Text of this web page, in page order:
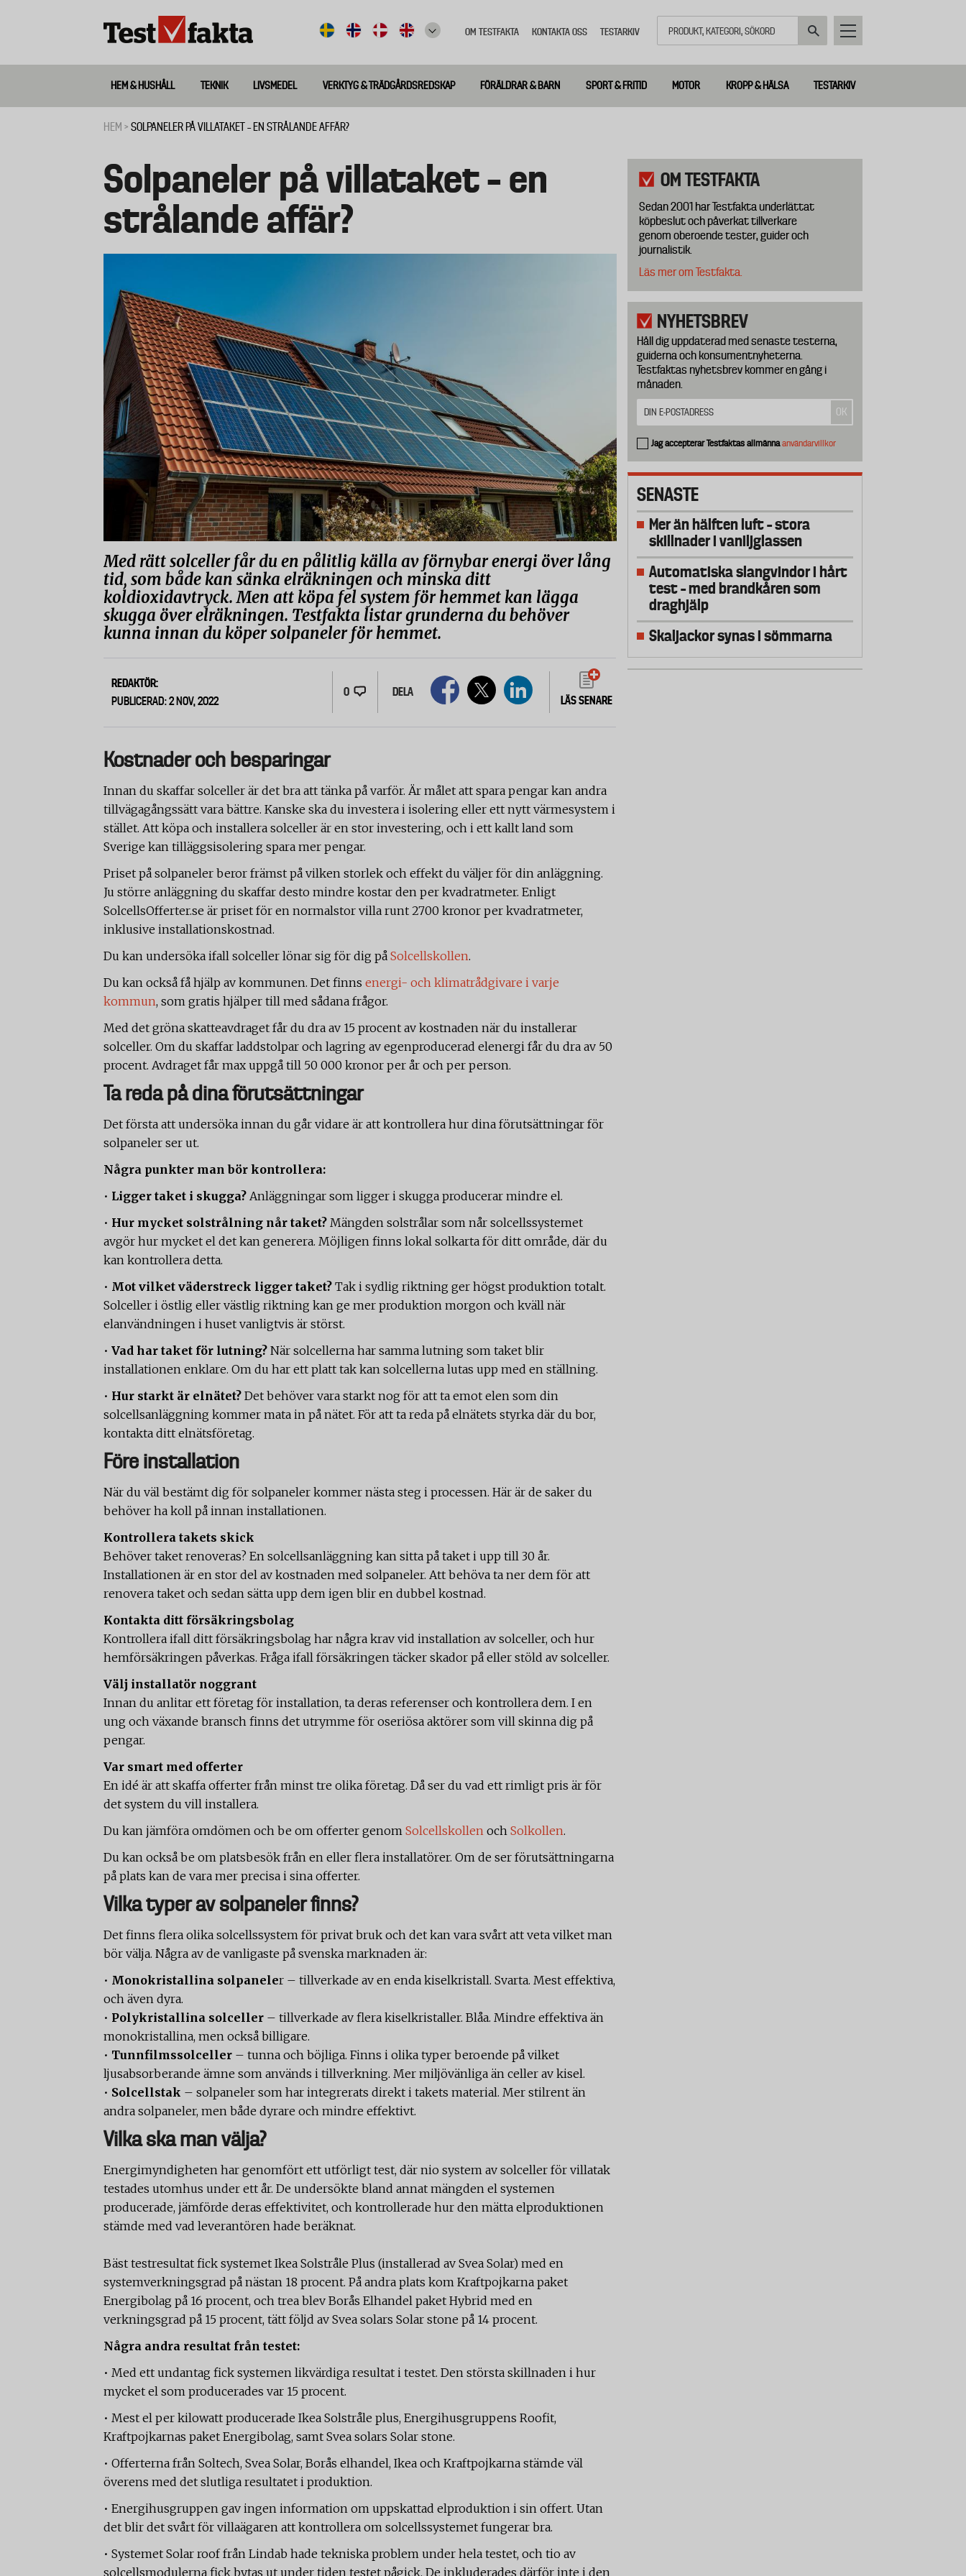
meny
OM TESTFAKTA KONTAKTA OSS TESTARKIV
Huvudmeny
ny
HEM & HUSHÅLL TEKNIK LIVSMEDEL VERKTYG & TRÄDGÅRDSREDSKAP FÖRÄLDRAR & BARN SPORT & FRITID MOTOR KROPP & HÄLSA TESTARKIV
HEM SOLPANELER PÅ VILLATAKET – EN STRÅLANDE AFFÄR?
Solpaneler på villataket – en
strålande affär?
Med rätt solceller får du en pålitlig källa av förnybar energi över lång
tid, som både kan sänka elräkningen och minska ditt
koldioxidavtryck. Men att köpa fel system för hemmet kan lägga
skugga över elräkningen. Testfakta listar grunderna du behöver
kunna innan du köper solpaneler för hemmet.
REDAKTÖR:
PUBLICERAD: 2 NOV, 2022
0 DELA
LÄS SENARE
Kostnader och besparingar
Innan du skaffar solceller är det bra att tänka på varför. Är målet att spara pengar kan andra
tillvägagångssätt vara bättre. Kanske ska du investera i isolering eller ett nytt värmesystem i
stället. Att köpa och installera solceller är en stor investering, och i ett kallt land som
Sverige kan tilläggsisolering spara mer pengar.
Priset på solpaneler beror främst på vilken storlek och effekt du väljer för din anläggning.
Ju större anläggning du skaffar desto mindre kostar den per kvadratmeter. Enligt
SolcellsOfferter.se är priset för en normalstor villa runt 2700 kronor per kvadratmeter,
inklusive installationskostnad.
Du kan undersöka ifall solceller lönar sig för dig på Solcellskollen.
Du kan också få hjälp av kommunen. Det finns energi- och klimatrådgivare i varje
kommun, som gratis hjälper till med sådana frågor.
Med det gröna skatteavdraget får du dra av 15 procent av kostnaden när du installerar
solceller. Om du skaffar laddstolpar och lagring av egenproducerad elenergi får du dra av 50
procent. Avdraget får max uppgå till 50 000 kronor per år och per person.
Ta reda på dina förutsättningar
Det första att undersöka innan du går vidare är att kontrollera hur dina förutsättningar för
solpaneler ser ut.
Några punkter man bör kontrollera:
• Ligger taket i skugga? Anläggningar som ligger i skugga producerar mindre el.
• Hur mycket solstrålning når taket? Mängden solstrålar som når solcellssystemet
avgör hur mycket el det kan generera. Möjligen finns lokal solkarta för ditt område, där du
kan kontrollera detta.
• Mot vilket väderstreck ligger taket? Tak i sydlig riktning ger högst produktion totalt.
Solceller i östlig eller västlig riktning kan ge mer produktion morgon och kväll när
elanvändningen i huset vanligtvis är störst.
• Vad har taket för lutning? När solcellerna har samma lutning som taket blir
installationen enklare. Om du har ett platt tak kan solcellerna lutas upp med en ställning.
• Hur starkt är elnätet? Det behöver vara starkt nog för att ta emot elen som din
solcellsanläggning kommer mata in på nätet. För att ta reda på elnätets styrka där du bor,
kontakta ditt elnätsföretag.
Före installation
När du väl bestämt dig för solpaneler kommer nästa steg i processen. Här är de saker du
behöver ha koll på innan installationen.
Kontrollera takets skick
Behöver taket renoveras? En solcellsanläggning kan sitta på taket i upp till 30 år.
Installationen är en stor del av kostnaden med solpaneler. Att behöva ta ner dem för att
renovera taket och sedan sätta upp dem igen blir en dubbel kostnad.
Kontakta ditt försäkringsbolag
Kontrollera ifall ditt försäkringsbolag har några krav vid installation av solceller, och hur
hemförsäkringen påverkas. Fråga ifall försäkringen täcker skador på eller stöld av solceller.
Välj installatör noggrant
Innan du anlitar ett företag för installation, ta deras referenser och kontrollera dem. I en
ung och växande bransch finns det utrymme för oseriösa aktörer som vill skinna dig på
pengar.
Var smart med offerter
En idé är att skaffa offerter från minst tre olika företag. Då ser du vad ett rimligt pris är för
det system du vill installera.
Du kan jämföra omdömen och be om offerter genom Solcellskollen och Solkollen.
Du kan också be om platsbesök från en eller flera installatörer. Om de ser förutsättningarna
på plats kan de vara mer precisa i sina offerter.
Vilka typer av solpaneler finns?
Det finns flera olika solcellssystem för privat bruk och det kan vara svårt att veta vilket man
bör välja. Några av de vanligaste på svenska marknaden är:
• Monokristallina solpaneler – tillverkade av en enda kiselkristall. Svarta. Mest effektiva,
och även dyra.
• Polykristallina solceller – tillverkade av flera kiselkristaller. Blåa. Mindre effektiva än
monokristallina, men också billigare.
• Tunnfilmssolceller – tunna och böjliga. Finns i olika typer beroende på vilket
ljusabsorberande ämne som används i tillverkning. Mer miljövänliga än celler av kisel.
• Solcellstak – solpaneler som har integrerats direkt i takets material. Mer stilrent än
andra solpaneler, men både dyrare och mindre effektivt.
Vilka ska man välja?
Energimyndigheten har genomfört ett utförligt test, där nio system av solceller för villatak
testades utomhus under ett år. De undersökte bland annat mängden el systemen
producerade, jämförde deras effektivitet, och kontrollerade hur den mätta elproduktionen
stämde med vad leverantören hade beräknat.
Bäst testresultat fick systemet Ikea Solstråle Plus (installerad av Svea Solar) med en
systemverkningsgrad på nästan 18 procent. På andra plats kom Kraftpojkarna paket
Energibolag på 16 procent, och trea blev Borås Elhandel paket Hybrid med en
verkningsgrad på 15 procent, tätt följd av Svea solars Solar stone på 14 procent.
Några andra resultat från testet:
• Med ett undantag fick systemen likvärdiga resultat i testet. Den största skillnaden i hur
mycket el som producerades var 15 procent.
• Mest el per kilowatt producerade Ikea Solstråle plus, Energihusgruppens Roofit,
Kraftpojkarnas paket Energibolag, samt Svea solars Solar stone.
• Offerterna från Soltech, Svea Solar, Borås elhandel, Ikea och Kraftpojkarna stämde väl
överens med det slutliga resultatet i produktion.
• Energihusgruppen gav ingen information om uppskattad elproduktion i sin offert. Utan
det blir det svårt för villaägaren att kontrollera om solcellssystemet fungerar bra.
• Systemet Solar roof från Lindab hade tekniska problem under hela testet, och tio av
solcellsmodulerna fick bytas ut under tiden testet pågick. De inkluderades därför inte i den
OM TESTFAKTA
Sedan 2001 har Testfakta underlättat
köpbeslut och påverkat tillverkare
genom oberoende tester, guider och
journalistik.
Läs mer om Testfakta.
NYHETSBREV
Håll dig uppdaterad med senaste testerna,
guiderna och konsumentnyheterna.
Testfaktas nyhetsbrev kommer en gång i
månaden.
Jag accepterar Testfaktas allmännaanvändarvillkor
SENASTE
Mer än hälften luft – stora
skillnader i vaniljglassen
Automatiska slangvindor i hårt
test – med brandkåren som
draghjälp
Skaljackor synas i sömmarna